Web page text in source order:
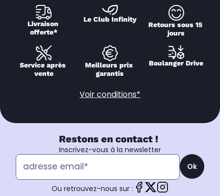
Livraison
offerte*
Le Club Infinity
Retours sous 15
jours
Service après
vente
Meilleurs prix
garantis
Boulanger Drive
Voir conditions*
Restons en contact !
Inscrivez-vous à la newsletter
Ok
Ou retrouvez-nous sur :